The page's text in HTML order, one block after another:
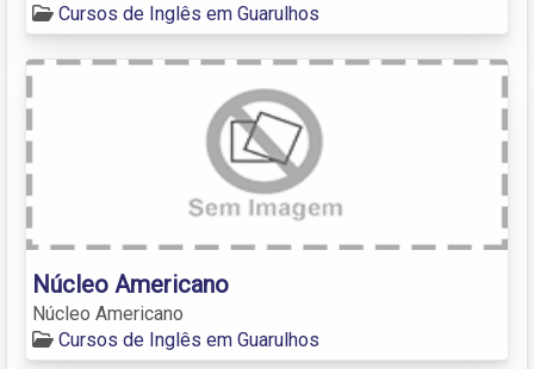
Cursos de Inglês em Guarulhos
Núcleo Americano
Núcleo Americano
Cursos de Inglês em Guarulhos